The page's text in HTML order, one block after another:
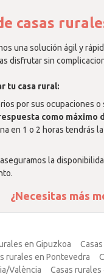
casas
una solución ágil y
disfrutar sin
tu casa rural:
por sus ocupaciones o
como máximo
en 1 o 2 horas tendrás la
la
¿Necesitas más
en Gipuzkoa
rurales en Pontevedra
València Casas rurales